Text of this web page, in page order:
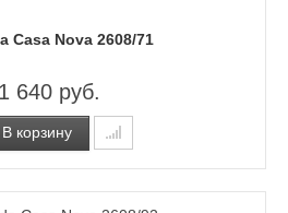
Casa Nova 2608/71
640 руб.
В корзину